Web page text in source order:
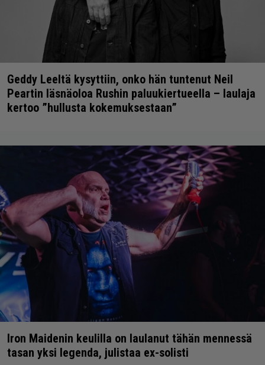
Geddy Leeltä kysyttiin, onko hän tuntenut Neil
Peartin läsnäoloa Rushin paluukiertueella – laulaja
kertoo ”hullusta kokemuksestaan”
Iron Maidenin keulilla on laulanut tähän mennessä
tasan yksi legenda, julistaa ex-solisti